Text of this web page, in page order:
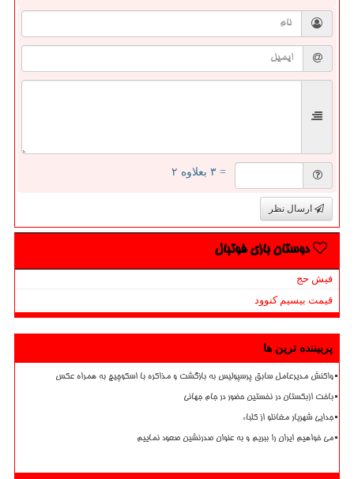
= ۳ بعلاوه ۲
ارسال نظر
دوستان بازی فوتبال
فیش حج
قیمت بیسیم کنوود
پربیننده ترین ها
واکنش مدیرعامل سابق پرسپولیس به بازگشت و مذاکره با اسکوچیچ به همراه عکس
باخت ازبکستان در نخستین حضور در جام جهانی
جدایی شهریار مغانلو از کلباء
می خواهیم ایران را ببریم و به عنوان صدرنشین صعود نماییم